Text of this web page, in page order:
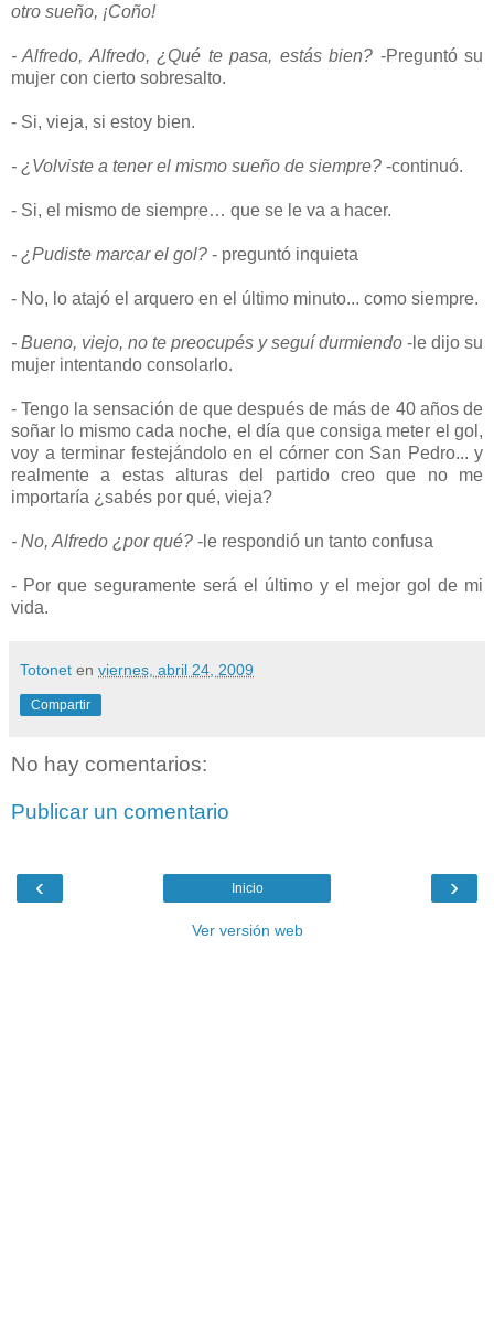
otro sueño, ¡Coño!
- Alfredo, Alfredo, ¿Qué te pasa, estás bien? -Preguntó su
mujer con cierto sobresalto.
- Si, vieja, si estoy bien.
- ¿Volviste a tener el mismo sueño de siempre? -continuó.
- Si, el mismo de siempre… que se le va a hacer.
- ¿Pudiste marcar el gol? - preguntó inquieta
- No, lo atajó el arquero en el último minuto... como siempre.
- Bueno, viejo, no te preocupés y seguí durmiendo -le dijo su
mujer intentando consolarlo.
- Tengo la sensación de que después de más de 40 años de
soñar lo mismo cada noche, el día que consiga meter el gol,
voy a terminar festejándolo en el córner con San Pedro... y
realmente a estas alturas del partido creo que no me
importaría ¿sabés por qué, vieja?
- No, Alfredo ¿por qué? -le respondió un tanto confusa
- Por que seguramente será el último y el mejor gol de mi
vida.
Totonet en viernes, abril 24, 2009
Compartir
No hay comentarios:
Publicar un comentario
‹ ›
Inicio
Ver versión web